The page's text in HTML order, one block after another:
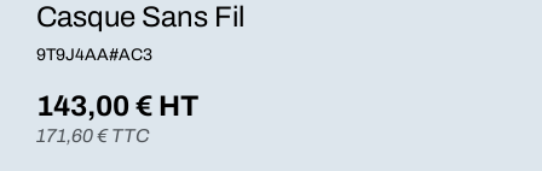
Casque Sans Fil
9T9J4AA#AC3
143,00€ HT
171,60€ TTC